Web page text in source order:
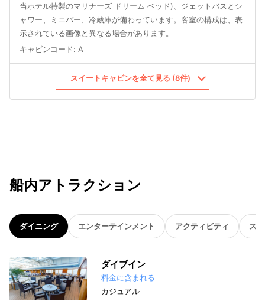
当ホテル特製のマリナーズ ドリーム ベッド)、ジェットバスとシ
ャワー、ミニバー、冷蔵庫が備わっています。客室の構成は、表
示されている画像と異なる場合があります。
キャビンコード: A
スイートキャビンを全て見る (8件)
船内アトラクション
ダイニング エンターテインメント アクティビティ ス
ダイブイン
料金に含まれる
カジュアル